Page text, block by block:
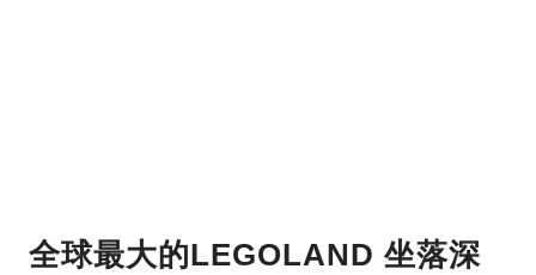
全球最大的LEGOLAND 坐落深